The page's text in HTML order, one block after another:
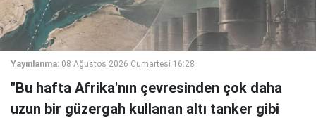
Yayınlanma: 08 Ağustos 2026 Cumartesi 16:28
"Bu hafta Afrika'nın çevresinden çok daha
uzun bir güzergah kullanan altı tanker gibi